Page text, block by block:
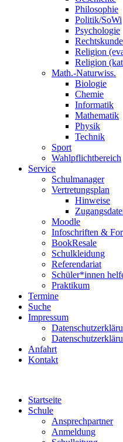
Philosophie
Politik/SoWi
Psychologie
Rechtskunde
Religion
Religion
Math.-Naturwiss.
Biologie
Chemie
Informatik
Mathematik
Physik
Technik
Sport
Wahlpflichtbereich
Service
Schulmanager
Vertretungsplan
Hinweise
Moodle
Infoschriften &
BookResale
Schulkleidung
Referendariat
Schüler*innen
Praktikum
Termine
Suche
Impressum
Anfahrt
Kontakt
Startseite
Schule
Ansprechpartner
Anmeldung